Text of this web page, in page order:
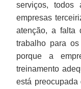
serviços, todos
empresas
atenção, a falta
trabalho para
porque a
treinamento
está